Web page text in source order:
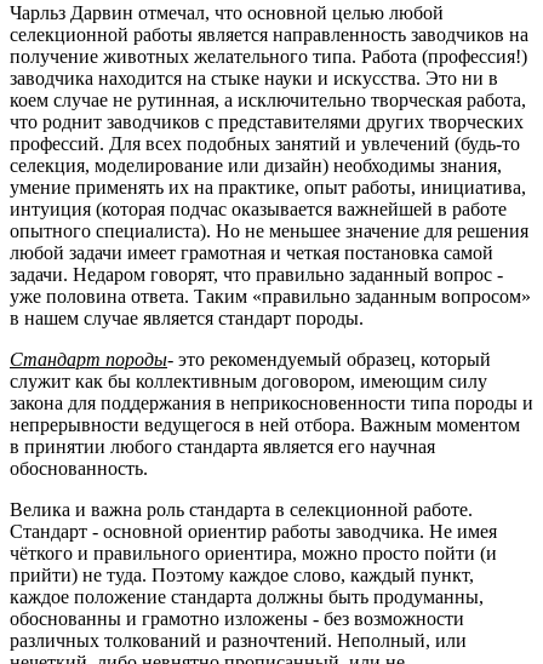
Чарльз Дарвин отмечал, что основной целью любой
селекционной работы является направленность заводчиков на
получение животных желательного типа. Работа (профессия!)
заводчика находится на стыке науки и искусства. Это ни в
коем случае не рутинная, а исключительно творческая работа,
что роднит заводчиков с представителями других творческих
профессий. Для всех подобных занятий и увлечений (будь-то
селекция, моделирование или дизайн) необходимы знания,
умение применять их на практике, опыт работы, инициатива,
интуиция (которая подчас оказывается важнейшей в работе
опытного специалиста). Но не меньшее значение для решения
любой задачи имеет грамотная и четкая постановка самой
задачи. Недаром говорят, что правильно заданный вопрос -
уже половина ответа. Таким «правильно заданным вопросом»
в нашем случае является стандарт породы.
Стандарт породы- это рекомендуемый образец, который
служит как бы коллективным договором, имеющим силу
закона для поддержания в неприкосновенности типа породы и
непрерывности ведущегося в ней отбора. Важным моментом
в принятии любого стандарта является его научная
обоснованность.
Велика и важна роль стандарта в селекционной работе.
Стандарт - основной ориентир работы заводчика. Не имея
чёткого и правильного ориентира, можно просто пойти (и
прийти) не туда. Поэтому каждое слово, каждый пункт,
каждое положение стандарта должны быть продуманны,
обоснованны и грамотно изложены - без возможности
различных толкований и разночтений. Неполный, или